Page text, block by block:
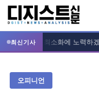
최신기사
불편 최소화에 노력하겠다”
오피니언